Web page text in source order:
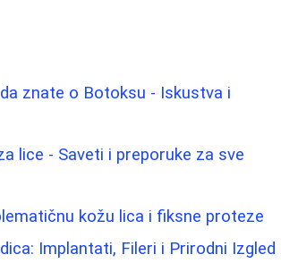
znate o Botoksu - Iskustva i
lice - Saveti i preporuke za sve
kožu lica i fiksne proteze
Implantati, Fileri i Prirodni Izgled